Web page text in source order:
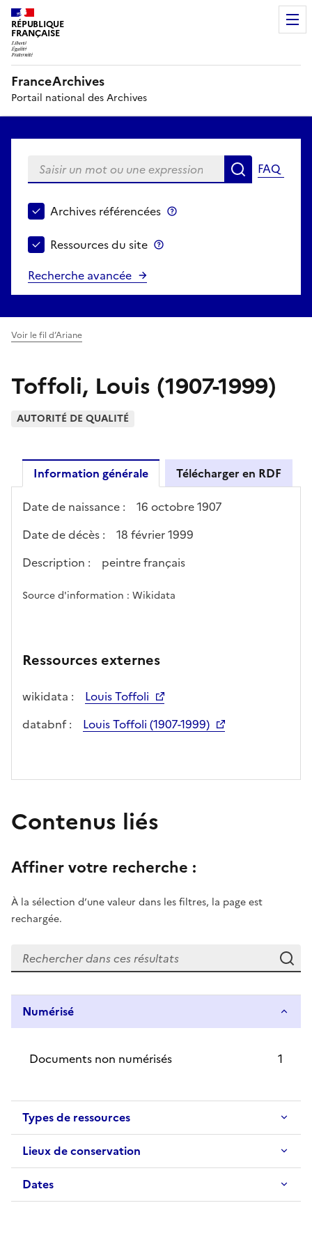
RÉPUBLIQUE
FRANÇAISE
FranceArchives
Portail national des Archives
Saisir un mot ou une expression Rechercher
FAQ
Choisir le périmètre de recherche
Archives référencées
Ressources du site
Recherche avancée
Voir le fil d’Ariane
Toffoli, Louis (1907-1999)
AUTORITÉ DE QUALITÉ
Information générale
Télécharger en RDF
Date de naissance :
16 octobre 1907
Date de décès :
18 février 1999
Description :
peintre français
Source d'information : Wikidata
Ressources externes
wikidata :
Louis Toffoli
databnf :
Louis Toffoli (1907-1999)
Contenus liés
Affiner votre recherche :
À la sélection d’une valeur dans les filtres, la page est
rechargée.
Numérisé
Documents non numérisés 1
Types de ressources
Lieux de conservation
Dates